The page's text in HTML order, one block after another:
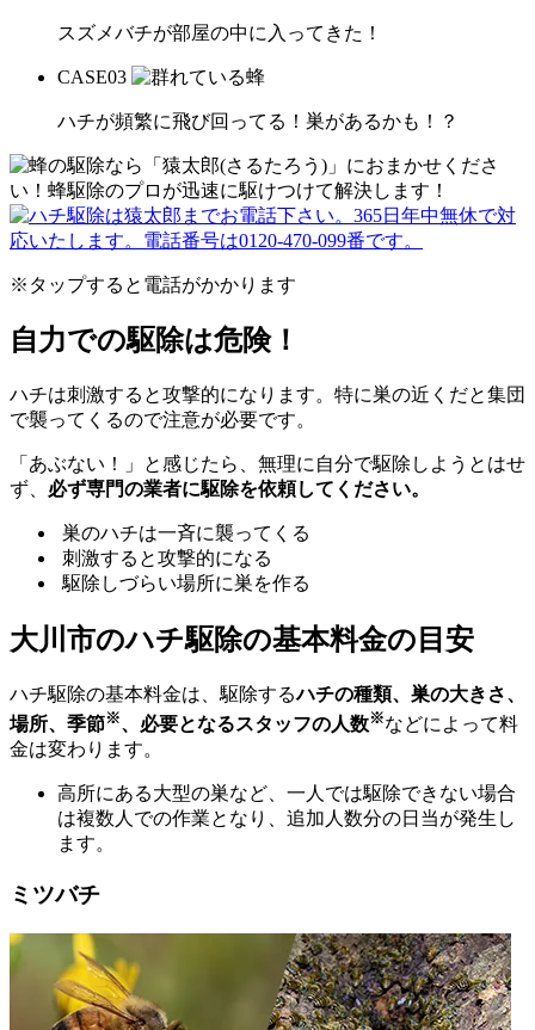
スズメバチが部屋の中に入ってきた！
CASE03
ハチが頻繁に飛び回ってる！巣があるかも！？
※タップすると電話がかかります
自力での駆除は危険！
ハチは刺激すると攻撃的になります。特に巣の近くだと集団
で襲ってくるので注意が必要です。
「あぶない！」と感じたら、無理に自分で駆除しようとはせ
ず、 必ず専門の業者に駆除を依頼してください。
巣のハチは一斉に襲ってくる
刺激すると攻撃的になる
駆除しづらい場所に巣を作る
大川市のハチ駆除の基本料金の目安
ハチ駆除の基本料金は、駆除するハチの種類、巣の大きさ、
場所、季節※、必要となるスタッフの人数※などによって料
金は変わります。
高所にある大型の巣など、一人では駆除できない場合
は複数人での作業となり、追加人数分の日当が発生し
ます。
ミツバチ